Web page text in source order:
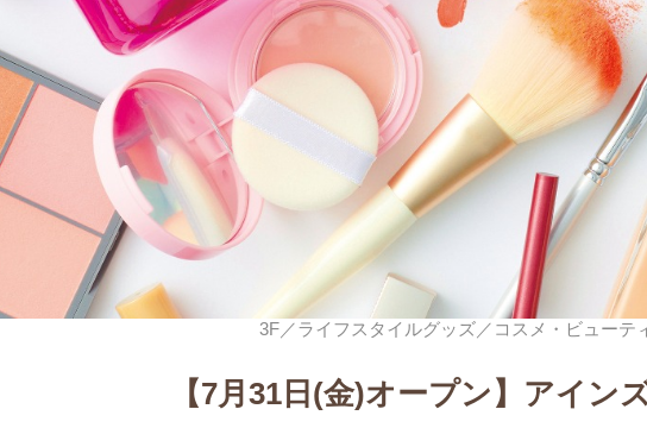
3F／ライフスタイルグッズ／コスメ・ビューテ
【7月31日(金)オープン】アイン